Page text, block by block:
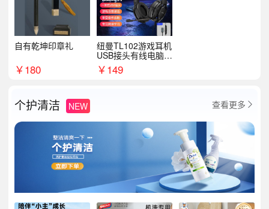
自有乾坤印章礼
￥180
纽曼TL102游戏耳机
USB接头有线电脑耳
机耳麦
￥149
个护清洁 NEW 查看更多 